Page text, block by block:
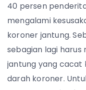
40 persen
mengalami
koroner jantung.
sebagian lagi harus
jantung yang cacat
darah koroner.